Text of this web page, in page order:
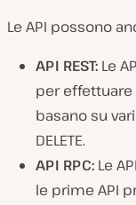
Le API possono
API REST: Le
per effettuare
basano su vari
DELETE.
API RPC: Le
le prime API